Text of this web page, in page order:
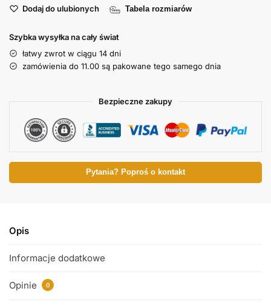
Dodaj do ulubionych Tabela rozmiarów
Szybka wysyłka na cały świat
łatwy zwrot w ciągu 14 dni
zamówienia do 11.00 są pakowane tego samego dnia
Bezpieczne zakupy
Pytania? Poproś o kontakt
Opis
Informacje dodatkowe
Opinie 0